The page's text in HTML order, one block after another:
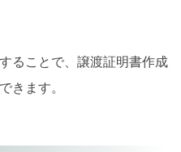
ることで、譲渡証明書作成
きます。